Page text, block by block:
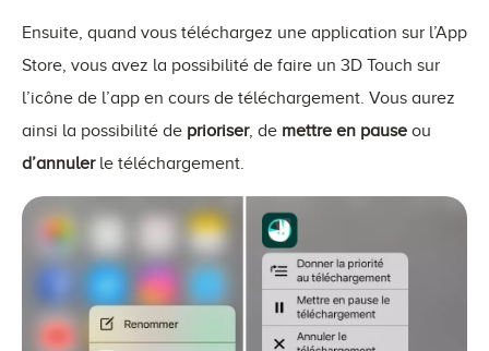
Ensuite, quand vous téléchargez une application sur l’App
Store, vous avez la possibilité de faire un 3D Touch sur
l’icône de l’app en cours de téléchargement. Vous aurez
ainsi la possibilité de prioriser, de mettre en pause ou
d’annulerle téléchargement.